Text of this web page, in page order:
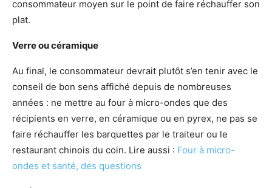
consommateur moyen sur le point de faire réchauffer son
plat.
Verre ou céramique
Au final, le consommateur devrait plutôt s’en tenir avec le
conseil de bon sens affiché depuis de nombreuses
années : ne mettre au four à micro-ondes que des
récipients en verre, en céramique ou en pyrex, ne pas se
faire réchauffer les barquettes par le traiteur ou le
restaurant chinois du coin. Lire aussi : Four à micro-
ondes et santé, des questions